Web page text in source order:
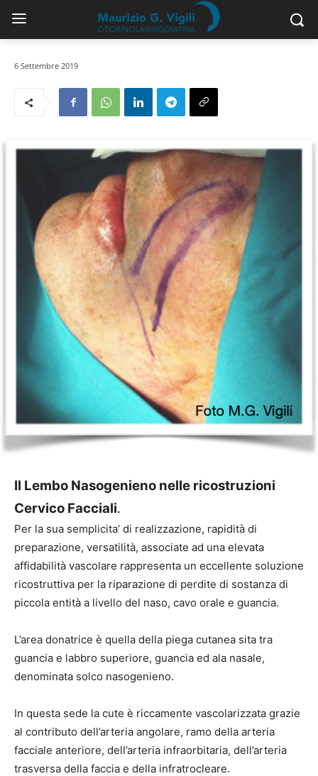
6 Settembre 2019
Il Lembo Nasogenieno nelle ricostruzioni
Cervico Facciali.
Per la sua semplicita’ di realizzazione, rapidità di
preparazione, versatilità, associate ad una elevata
affidabilità vascolare rappresenta un eccellente soluzione
ricostruttiva per la riparazione di perdite di sostanza di
piccola entità a livello del naso, cavo orale e guancia.
L’area donatrice è quella della piega cutanea sita tra
guancia e labbro superiore, guancia ed ala nasale,
denominata solco nasogenieno.
In questa sede la cute è riccamente vascolarizzata grazie
al contributo dell’arteria angolare, ramo della arteria
facciale anteriore, dell’arteria infraorbitaria, dell’arteria
trasversa della faccia e della infratrocleare.